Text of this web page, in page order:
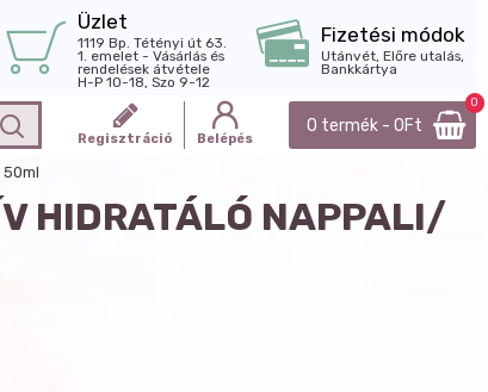
Üzlet
1119 Bp. Tétényi út 63.
1. emelet - Vásárlás és
rendelések átvétele
H-P 10-18, Szo 9-12
Fizetési módok
Utánvét, Előre utalás,
Bankkártya
Regisztráció Belépés
0 termék - 0Ft
0
HIDRATÁLÓ NAPPALI/